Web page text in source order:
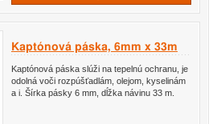
Kaptónová páska, 6mm x 33m
Kaptónová páska slúži na tepelnú ochranu, je
odolná voči rozpúšťadlám, olejom, kyselinám
a i. Šírka pásky 6 mm, dĺžka návinu 33 m.